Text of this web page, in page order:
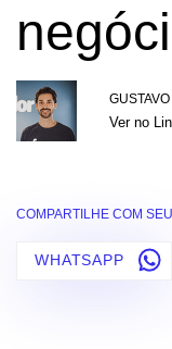
Ver no
COMPARTILHE COM
WHATSAPP